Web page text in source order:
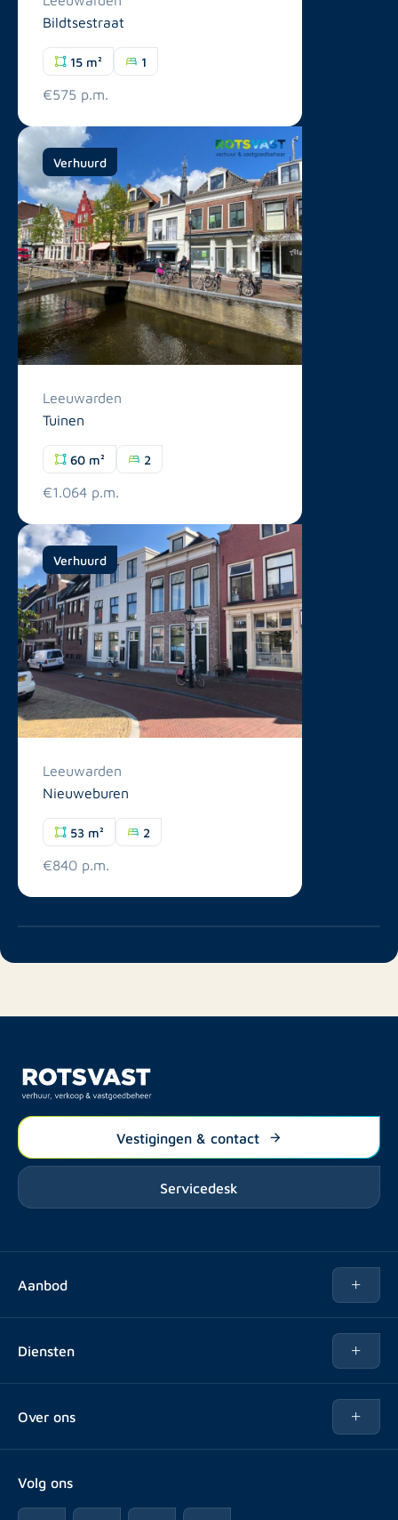
Bildtsestraat
15 m² 1
€575 p.m.
Verhuurd
Leeuwarden
Tuinen
60 m² 2
€1.064 p.m.
Verhuurd
Leeuwarden
Nieuweburen
53 m² 2
€840 p.m.
Vestigingen & contact
Servicedesk
Aanbod
Diensten
Vastgoedbeheer
Over ons
Veelgestelde vragen
Volg ons